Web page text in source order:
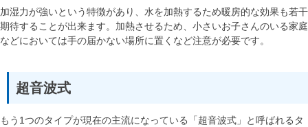
加湿力が強いという特徴があり、水を加熱するため暖房的な効果も若干
期待することが出来ます。加熱させるため、小さいお子さんのいる家庭
などにおいては手の届かない場所に置くなど注意が必要です。
超音波式
もう1つのタイプが現在の主流になっている「超音波式」と呼ばれるタ